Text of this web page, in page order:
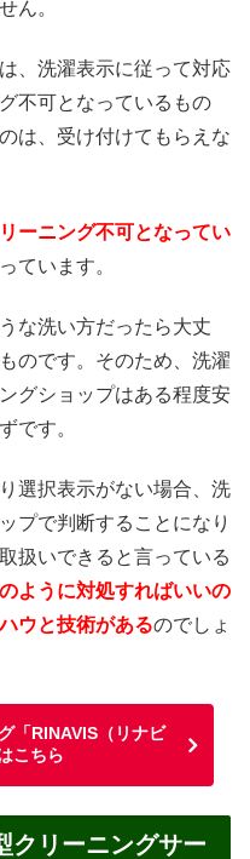
ん。
、洗濯表示に従って対応
不可となっているもの
は、受け付けてもらえな
ーニング不可となってい
ています。
な洗い方だったら大丈
のです。そのため、洗濯
グショップはある程度安
です。
選択表示がない場合、洗
プで判断することになり
扱いできると言っている
ように対処すればいいの
ウと技術があるのでしょ
「RINAVIS（リナビ
こちら
クリーニングサー